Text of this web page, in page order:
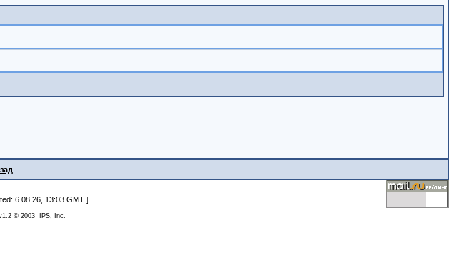
6.08.26, 13:03 GMT ]
© 2003 IPS, Inc.